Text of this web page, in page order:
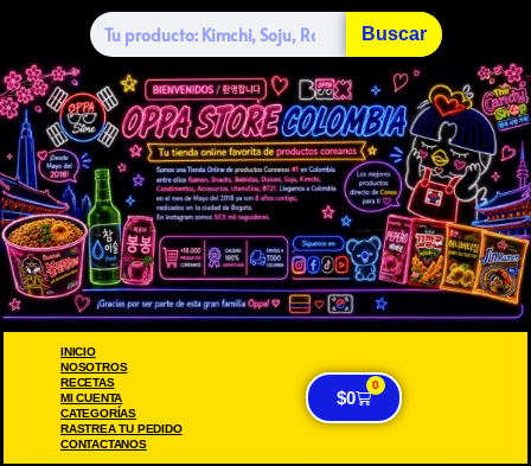
Buscar
INICIO
NOSOTROS
RECETAS
MI CUENTA
CATEGORÍAS
RASTREA TU PEDIDO
CONTACTANOS
$0
0